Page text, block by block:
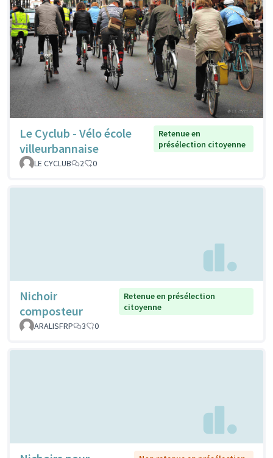
Le Cyclub - Vélo école
villeurbannaise
Retenue en
présélection citoyenne
LE CYCLUB
2 0
Nichoir
composteur
Retenue en présélection
citoyenne
ARALISFRP
3 0